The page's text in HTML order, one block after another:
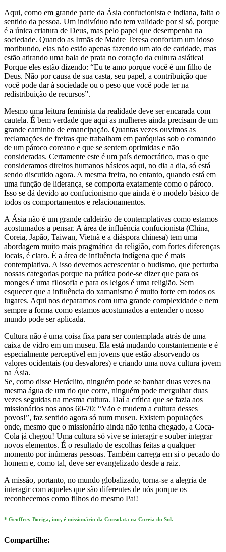
Aqui, como em grande parte da Ásia confucionista e indiana, falta o
sentido da pessoa. Um indivíduo não tem validade por si só, porque
é a única criatura de Deus, mas pelo papel que desempenha na
sociedade. Quando as Irmãs de Madre Teresa confortam um idoso
moribundo, elas não estão apenas fazendo um ato de caridade, mas
estão atirando uma bala de prata no coração da cultura asiática!
Porque eles estão dizendo: “Eu te amo porque você é um filho de
Deus. Não por causa de sua casta, seu papel, a contribuição que
você pode dar à sociedade ou o peso que você pode ter na
redistribuição de recursos”.
Mesmo uma leitura feminista da realidade deve ser encarada com
cautela. É bem verdade que aqui as mulheres ainda precisam de um
grande caminho de emancipação. Quantas vezes ouvimos as
reclamações de freiras que trabalham em paróquias sob o comando
de um pároco coreano e que se sentem oprimidas e não
consideradas. Certamente este é um país democrático, mas o que
consideramos direitos humanos básicos aqui, no dia a dia, só está
sendo discutido agora. A mesma freira, no entanto, quando está em
uma função de liderança, se comporta exatamente como o pároco.
Isso se dá devido ao confucionismo que ainda é o modelo básico de
todos os comportamentos e relacionamentos.
A Ásia não é um grande caldeirão de contemplativas como estamos
acostumados a pensar. A área de influência confucionista (China,
Coreia, Japão, Taiwan, Vietnã e a diáspora chinesa) tem uma
abordagem muito mais pragmática da religião, com fortes diferenças
locais, é claro. É a área de influência indígena que é mais
contemplativa. A isso devemos acrescentar o budismo, que perturba
nossas categorias porque na prática pode-se dizer que para os
monges é uma filosofia e para os leigos é uma religião. Sem
esquecer que a influência do xamanismo é muito forte em todos os
lugares. Aqui nos deparamos com uma grande complexidade e nem
sempre a forma como estamos acostumados a entender o nosso
mundo pode ser aplicada.
Cultura não é uma coisa fixa para ser contemplada atrás de uma
caixa de vidro em um museu. Ela está mudando constantemente e é
especialmente perceptível em jovens que estão absorvendo os
valores ocidentais (ou desvalores) e criando uma nova cultura jovem
na Ásia.
Se, como disse Heráclito, ninguém pode se banhar duas vezes na
mesma água de um rio que corre, ninguém pode mergulhar duas
vezes seguidas na mesma cultura. Daí a crítica que se fazia aos
missionários nos anos 60-70: “Vão e mudem a cultura desses
povos!”, faz sentido agora só num museu. Existem populações
onde, mesmo que o missionário ainda não tenha chegado, a Coca-
Cola já chegou! Uma cultura só vive se interagir e souber integrar
novos elementos. É o resultado de escolhas feitas a qualquer
momento por inúmeras pessoas. Também carrega em si o pecado do
homem e, como tal, deve ser evangelizado desde a raiz.
A missão, portanto, no mundo globalizado, torna-se a alegria de
interagir com aqueles que são diferentes de nós porque os
reconhecemos como filhos do mesmo Pai!
* Geoffrey Boriga, imc, é missionário da Consolata na Coreia do Sul.
Compartilhe: